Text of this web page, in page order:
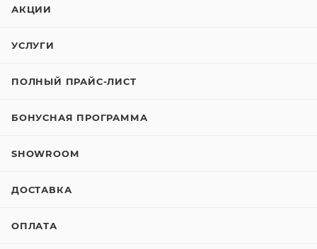
АКЦИИ
УСЛУГИ
ПОЛНЫЙ ПРАЙС-ЛИСТ
БОНУСНАЯ ПРОГРАММА
SHOWROOM
ДОСТАВКА
ОПЛАТА